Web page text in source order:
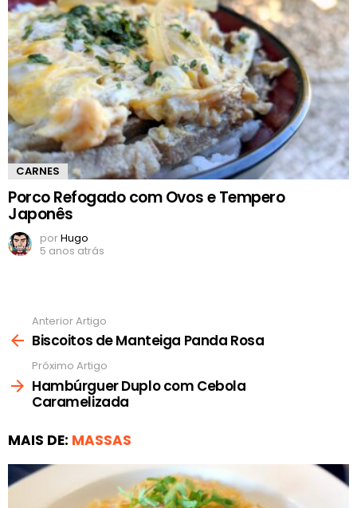
CARNES
Porco Refogado com Ovos e Tempero
Japonês
porHugo
5 anos atrás
mais
Anterior Artigo
Biscoitos de Manteiga Panda Rosa
Próximo Artigo
Hambúrguer Duplo com Cebola
Caramelizada
MAIS DE: MASSAS